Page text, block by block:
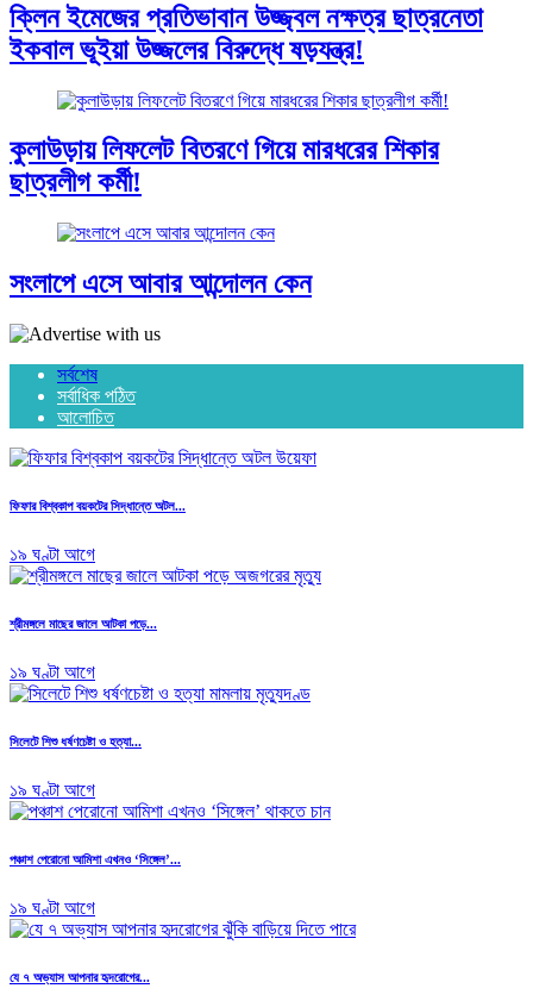
ক্লিন ইমেজের প্রতিভাবান উজ্জ্বল নক্ষত্র ছাত্রনেতা
ইকবাল ভূইয়া উজ্জলের বিরুদ্ধে ষড়যন্ত্র!
কুলাউড়ায় লিফলেট বিতরণে গিয়ে মারধরের শিকার
ছাত্রলীগ কর্মী!
সংলাপে এসে আবার আন্দোলন কেন
সর্বশেষ
সর্বাধিক পঠিত
আলোচিত
ফিফার বিশ্বকাপ বয়কটের সিদ্ধান্তে অটল...
১৯ ঘণ্টা আগে
শ্রীমঙ্গলে মাছের জালে আটকা পড়ে...
১৯ ঘণ্টা আগে
সিলেটে শিশু ধর্ষণচেষ্টা ও হত্যা...
১৯ ঘণ্টা আগে
পঞ্চাশ পেরোনো আমিশা এখনও ‘সিঙ্গেল’...
১৯ ঘণ্টা আগে
যে ৭ অভ্যাস আপনার হৃদরোগের...